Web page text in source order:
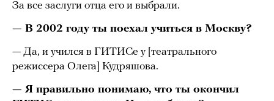
За все заслуги отца его и выбрали.
— В 2002 году ты поехал учиться в Москву?
— Да, и учился в ГИТИСе у [театрального
режиссера Олега] Кудряшова.
— Я правильно понимаю, что ты окончил